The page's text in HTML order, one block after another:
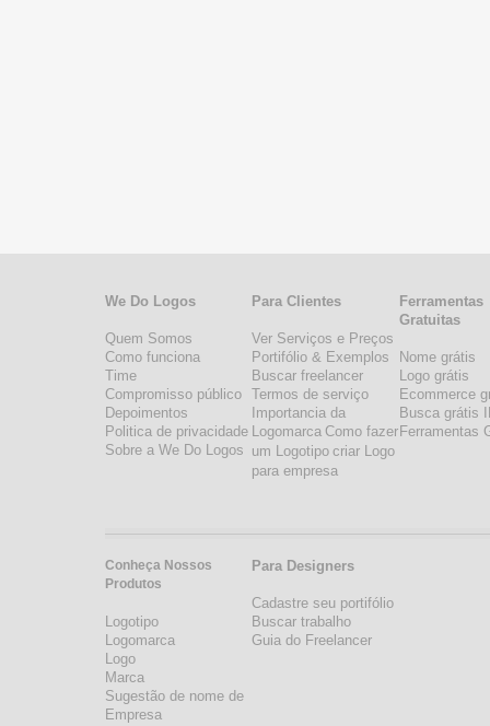
We Do Logos
Quem Somos
Como funciona
Time
Compromisso público
Depoimentos
Politica de privacidade
Sobre a We Do Logos
Conheça Nossos
Produtos
Logotipo
Logomarca
Logo
Marca
Sugestão de nome de
Empresa
Para Clientes
Ver Serviços e Preços
Portifólio & Exemplos
Buscar freelancer
Termos de serviço
Importancia da
Logomarca Como fazer
um Logotipo criar Logo
para empresa
Para Designers
Cadastre seu portifólio
Buscar trabalho
Guia do Freelancer
Ferramentas
Gratuitas
Nome grátis
Logo grátis
Ecommerce
Busca grátis
Ferramentas